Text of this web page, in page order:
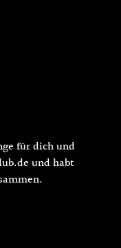
für dich und
und habt